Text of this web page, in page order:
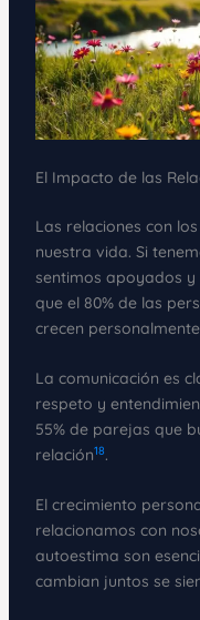
El Impacto de las
Las relaciones con
nuestra vida. Si
sentimos apoyados
que el 80% de las
crecen
La comunicación es
respeto y
55% de parejas que
relación18.
El crecimiento
relacionamos con
autoestima son
cambian juntos se